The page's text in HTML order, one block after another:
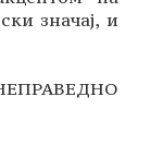
значај, и